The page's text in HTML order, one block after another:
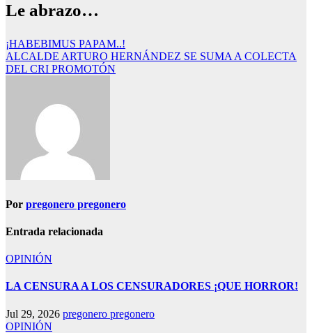
Le abrazo…
Navegación
de
¡HABEBIMUS PAPAM..!
ALCALDE ARTURO HERNÁNDEZ SE SUMA A COLECTA
DEL CRI PROMOTÓN
Por pregonero pregonero
Entrada relacionada
OPINIÓN
LA CENSURA A LOS CENSURADORES ¡QUE HORROR!
Jul 29, 2026 pregonero pregonero
OPINIÓN